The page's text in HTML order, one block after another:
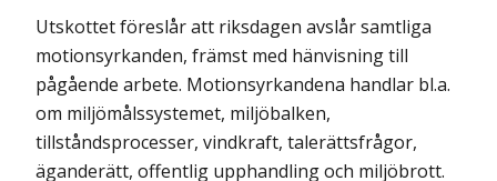
Utskottet föreslår att riksdagen avslår samtliga
motionsyrkanden, främst med hänvisning till
pågående arbete. Motionsyrkandena handlar bl.a.
om miljö­målssystemet, miljöbalken,
tillståndsprocesser, vindkraft, talerättsfrågor,
äganderätt, offentlig upphandling och miljöbrott.